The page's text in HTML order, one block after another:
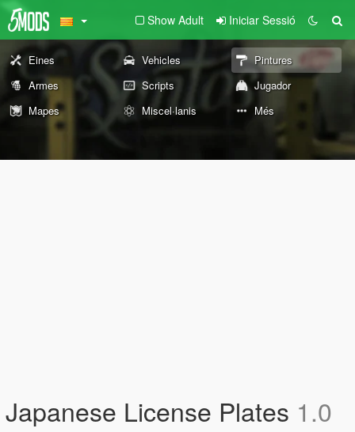
Show Adult Iniciar Sessió
Eines Vehicles
Pintures
Armes
Scripts
Jugador
Mapes
Miscel·lanis Més
Japanese License Plates 1.0